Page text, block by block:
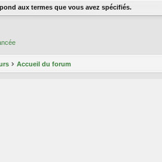
aux termes que vous avez spécifiés.
Accueil du forum